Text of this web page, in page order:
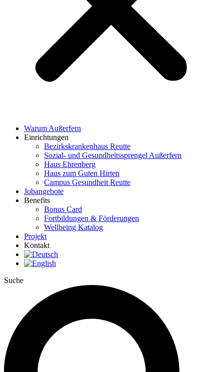
Warum Außerfern
Einrichtungen
Bezirkskrankenhaus Reutte
Sozial- und Gesundheitssprengel Außerfern
Haus Ehrenberg
Haus zum Guten Hirten
Campus Gesundheit Reutte
Jobangebote
Benefits
Bonus Card
Fortbildungen & Förderungen
Wellbeing Katalog
Projekt
Kontakt
Suche